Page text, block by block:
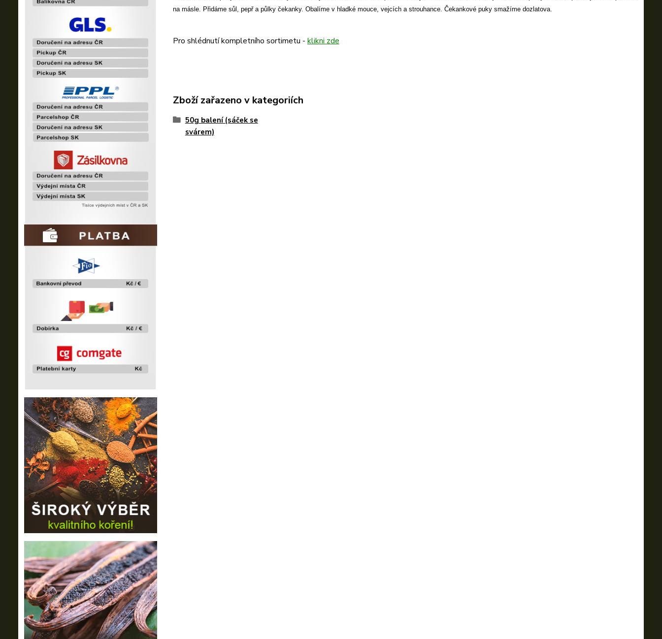
na másle. Přidáme sůl, pepř a půlky čekanky. Obalíme v hladké mouce, vejcích a strouhance. Čekankové puky smažíme dozlatova.
Pro shlédnutí kompletního sortimetu - klikni zde
Zboží zařazeno v kategoriích
50g balení (sáček se
svárem)